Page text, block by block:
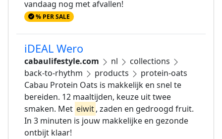
vandaag nog met afvallen!
% PER SALE
iDEAL Wero
cabaulifestyle.com nl
collections
back-to-rhythm
products
protein-oats
Cabau Protein Oats is makkelijk en snel te
bereiden. 12 maaltijden, keuze uit twee
smaken. Met eiwit, zaden en gedroogd fruit.
In 3 minuten is jouw makkelijke en gezonde
ontbijt klaar!